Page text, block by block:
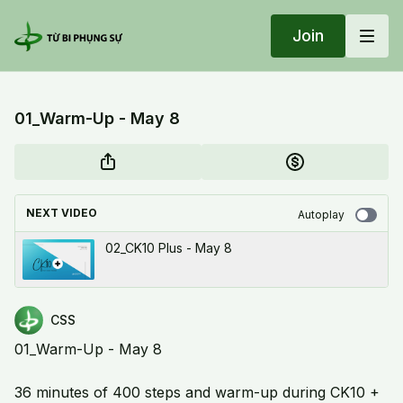
Join
01_Warm-Up - May 8
NEXT VIDEO Autoplay
02_CK10 Plus - May 8
CSS
01_Warm-Up - May 8
36 minutes of 400 steps and warm-up during CK10 +